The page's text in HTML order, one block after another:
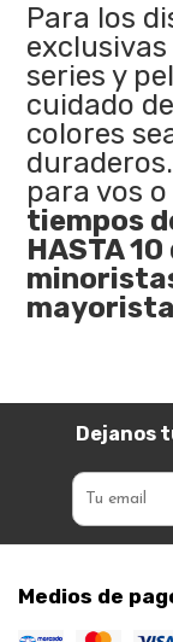
Para los
series y
cuidado
colores
para vos
tiempos
HASTA
Dejanos
Medios de